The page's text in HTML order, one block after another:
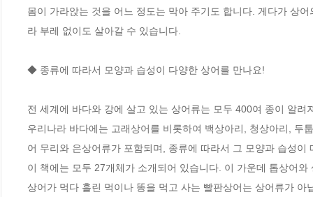
몸이 가라앉는 것을 어느 정도는 막아 주기도 합니다. 게다가 상
라 부레 없이도 살아갈 수 있습니다.
◆ 종류에 따라서 모양과 습성이 다양한 상어를 만나요!
전 세계에 바다와 강에 살고 있는 상어류는 모두 400여 종이 알
우리나라 바다에는 고래상어를 비롯하여 백상아리, 청상아리,
어 무리와 은상어류가 포함되며, 종류에 따라서 그 모양과 습성이
이 책에는 모두 27개체가 소개되어 있습니다. 이 가운데 톱상어
상어가 먹다 흘린 먹이나 똥을 먹고 사는 빨판상어는 상어류가